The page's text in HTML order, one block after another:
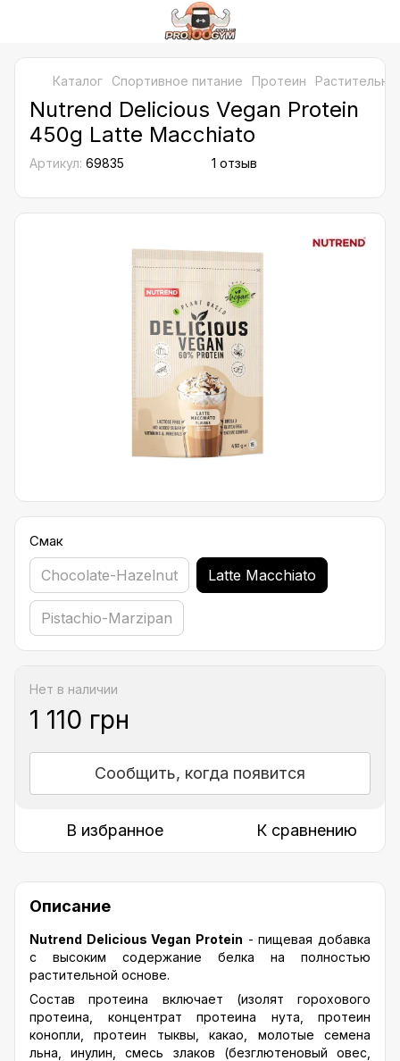
Каталог Спортивное питание Протеин
Nutrend Delicious Vegan Protein
450g Latte Macchiato
Артикул: 69835 1 отзыв
Смак
Chocolate-Hazelnut Latte Macchiato
Pistachio-Marzipan
Нет в наличии
1 110 грн
Сообщить, когда появится
В избранное К сравнению
Описание
Nutrend Delicious Vegan Protein - пищевая добавка
с высоким содержание белка на полностью
растительной основе.
Состав протеина включает (изолят горохового
протеина, концентрат протеина нута, протеин
конопли, протеин тыквы, какао, молотые семена
льна, инулин, смесь злаков (безглютеновый овес,